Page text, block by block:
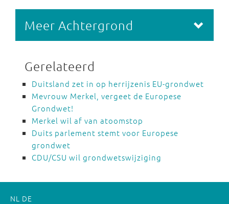
Meer Achtergrond
Gerelateerd
Duitsland zet in op herrijzenis EU-grondwet
Mevrouw Merkel, vergeet de Europese
Grondwet!
Merkel wil af van atoomstop
Duits parlement stemt voor Europese
grondwet
CDU/CSU wil grondwetswijziging
NL DE